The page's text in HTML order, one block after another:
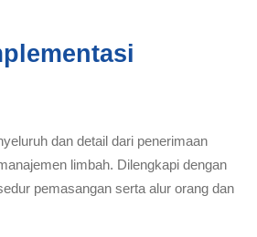
dan detail dari penerimaan
limbah. Dilengkapi dengan
pemasangan serta alur orang dan